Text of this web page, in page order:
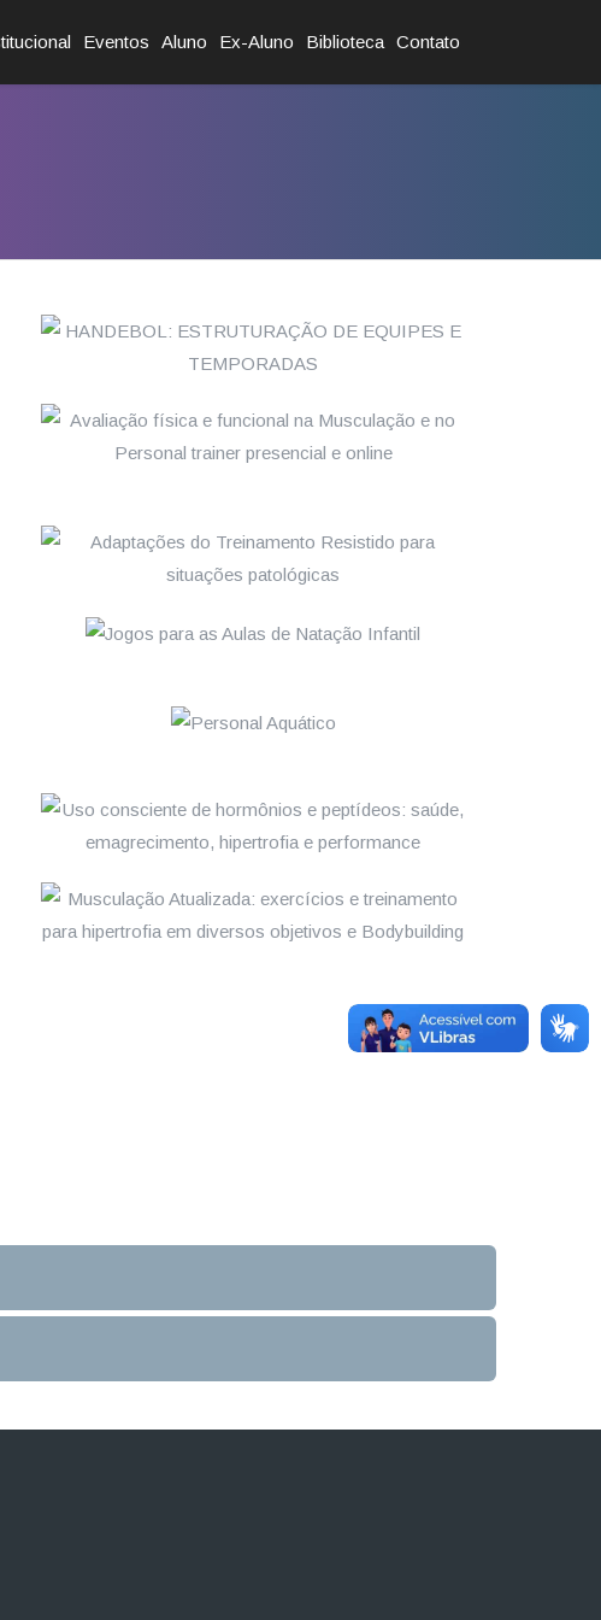
Eventos Aluno Ex-Aluno Biblioteca Contato